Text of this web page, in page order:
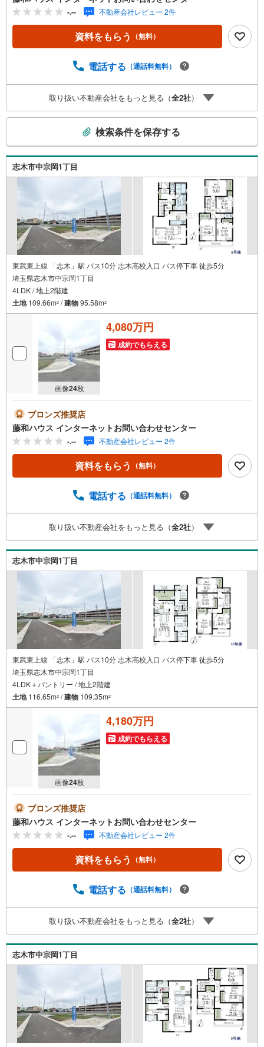
-.-- 不動産会社レビュー 2件
資料をもらう （無料）
電話する （通話料無料）
取り扱い不動産会社をもっと見る（全2社）
検
索
条
受
け
取
る
・
条
を
マ
保
る
検索条件を保存する
志木市中宗岡1丁目
東武東上線 「志木」駅 バス10分 志木高校入口 バス停下車 徒歩5分
埼玉県志木市中宗岡1丁目
4LDK / 地上2階建
土地109.66m2 /建物95.58m2
画像24枚
4,080万円
成約でもらえる
ブロンズ推奨店
藤和ハウス インターネットお問い合わせセンター
-.-- 不動産会社レビュー 2件
資料をもらう （無料）
電話する （通話料無料）
取り扱い不動産会社をもっと見る（全2社）
志木市中宗岡1丁目
東武東上線 「志木」駅 バス10分 志木高校入口 バス停下車 徒歩5分
埼玉県志木市中宗岡1丁目
4LDK＋パントリー / 地上2階建
土地116.65m2 /建物 109.35m2
画像24枚
4,180万円
成約でもらえる
ブロンズ推奨店
藤和ハウス インターネットお問い合わせセンター
-.-- 不動産会社レビュー 2件
資料をもらう （無料）
電話する （通話料無料）
取り扱い不動産会社をもっと見る（全2社）
志木市中宗岡1丁目